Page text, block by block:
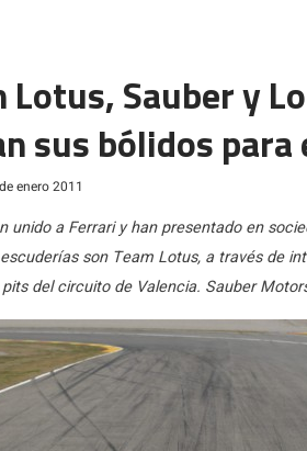
Lotus, Sauber y
sus bólidos para
enero 2011
unido a Ferrari y han presentado en
son Team Lotus, a través de
del circuito de Valencia. Sauber